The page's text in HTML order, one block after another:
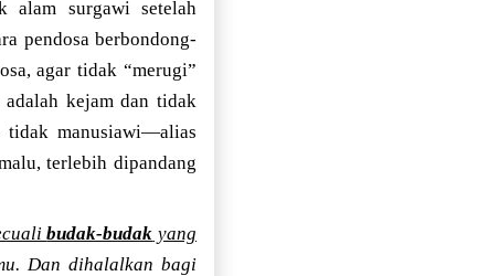
alam surgawi setelah
pendosa berbondong-
agar tidak “merugi”
adalah kejam dan tidak
tidak manusiawi—alias
terlebih dipandang
budak-budak yang
Dan dihalalkan bagi